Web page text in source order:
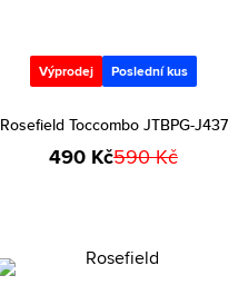
Výprodej Poslední kus
Rosefield Toccombo JTBPG-J437
490 Kč590 Kč